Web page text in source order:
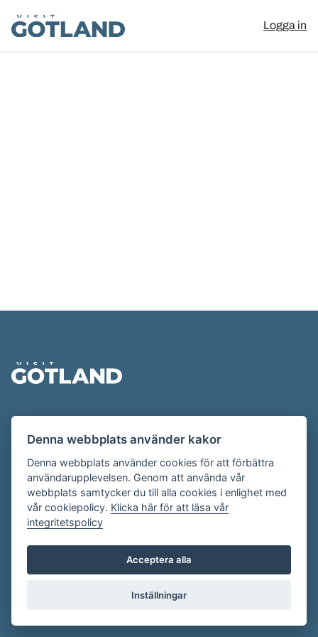
Visit Gotland
Logga in
Evenemangskalendern presenteras av
Destination Gotland påvisitgotland.se.
Har du frågor om evenemangskalendern? Mejla oss på
evenemang@visitgotland.se.
Cookies
Villkor
Skapa konto
Denna webbplats använder kakor
Denna webbplats använder cookies för att förbättra
användarupplevelsen. Genom att använda vår
webbplats samtycker du till alla cookies i enlighet med
vår cookiepolicy. Klicka här för att läsa vår
integritetspolicy
Acceptera alla
Inställningar